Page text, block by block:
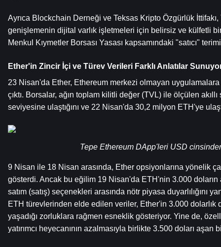
Ayrıca Blockchain Derneği ve Teksas Kripto Özgürlük
genişlemenin dijital varlık işletmeleri için belirsiz ve külfetli
Menkul Kıymetler Borsası Yasası kapsamındaki "satıcı"
Ether'in Zincir İçi ve Türev Verileri Farklı Anlatılar
23 Nisan'da Ether, Ethereum merkezi olmayan
çıktı. Borsalar, ağın toplam kilitli değer (TVL) ile ölçülen
seviyesine ulaştığını ve 22 Nisan'da 30,2 milyon ETH'ye
Tepe Ethereum DApp'leri USD
9 Nisan ile 18 Nisan arasında, Ether opsiyonlarına yönelik
gösterdi. Ancak bu eğilim 19 Nisan'da ETH'nin 3.000 doların
satım (satış) seçenekleri arasında nötr piyasa
ETH türevlerinden elde edilen veriler, Ether'in 3.000
yaşadığı zorluklara rağmen esneklik gösteriyor. Yine de,
yatırımcı heyecanının azalmasıyla birlikte 3.500 doları